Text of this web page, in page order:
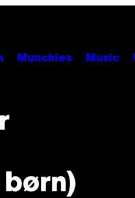
Munchies Music